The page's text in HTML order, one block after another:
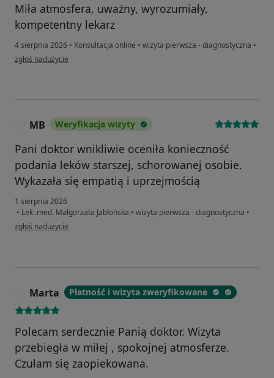
Miła atmosfera, uważny, wyrozumiały,
kompetentny lekarz
4 sierpnia 2026 • Konsultacja online • wizyta pierwsza - diagnostyczna •
w opinii użytkownika Ivan
zgłoś nadużycie
MB Weryfikacja wizyty
Pani doktor wnikliwie oceniła konieczność
podania leków starszej, schorowanej osobie.
Wykazała się empatią i uprzejmością
1 sierpnia 2026
• Lek .med. Małgorzata Jabłońska • wizyta pierwsza - diagnostyczna •
w opinii użytkownika MB
zgłoś nadużycie
Marta Płatność i wizyta zweryfikowane
Polecam serdecznie Panią doktor. Wizyta
przebiegła w miłej , spokojnej atmosferze.
Czułam się zaopiekowana.